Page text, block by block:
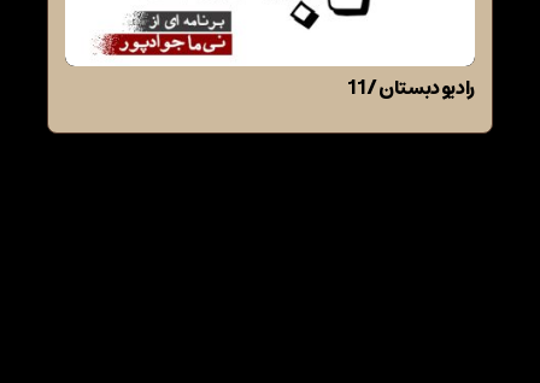
رادیو دبستان / 11